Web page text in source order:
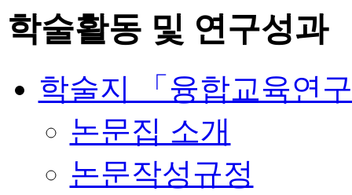
학술활동 및 연구성과
학술지 「융합교육연
논문집 소개
논문작성규정